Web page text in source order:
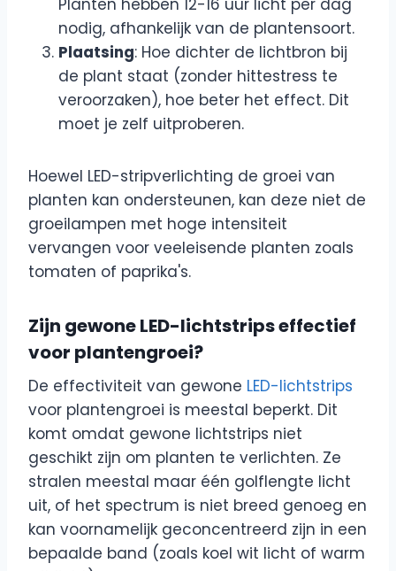
Planten hebben 12-16 uur licht per dag
nodig, afhankelijk van de plantensoort.
Plaatsing: Hoe dichter de lichtbron bij
de plant staat (zonder hittestress te
veroorzaken), hoe beter het effect. Dit
moet je zelf uitproberen.
Hoewel LED-stripverlichting de groei van
planten kan ondersteunen, kan deze niet de
groeilampen met hoge intensiteit
vervangen voor veeleisende planten zoals
tomaten of paprika's.
Zijn gewone LED-lichtstrips effectief
voor plantengroei?
De effectiviteit van gewone LED-lichtstrips
voor plantengroei is meestal beperkt. Dit
komt omdat gewone lichtstrips niet
geschikt zijn om planten te verlichten. Ze
stralen meestal maar één golflengte licht
uit, of het spectrum is niet breed genoeg en
kan voornamelijk geconcentreerd zijn in een
bepaalde band (zoals koel wit licht of warm